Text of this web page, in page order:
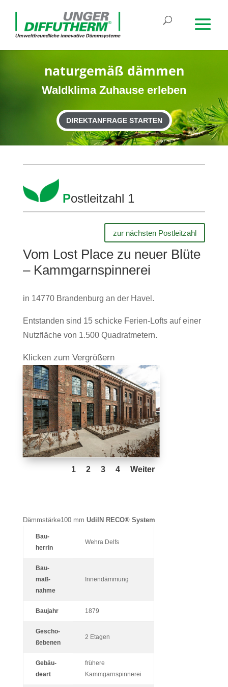
natur­gemäß dämmen
Wald­klima Zuhause erleben
DIREKTANFRAGE STARTEN
Post­leit­zahl 1
zur nächsten Postleitzahl
Vom Lost Place zu neuer Blüte
– Kammgarnspinnerei
in 14770 Bran­den­burg an der Havel.
Ent­standen sind 15 schicke Ferien-Lofts auf einer
Nutz­fläche von 1.500 Quadratmetern.
Kli­cken zum Vergrößern
1 2 3 4 Weiter
Dämmstärke100 mm UdiIN RECO® System
Bau­
herrin
Wehra Delfs
Bau­
maß­
nahme
Innen­däm­mung
Bau­jahr 1879
Gescho­
ßebenen
2 Etagen
Gebäu­
deart
frü­here
Kammgarnspinnerei